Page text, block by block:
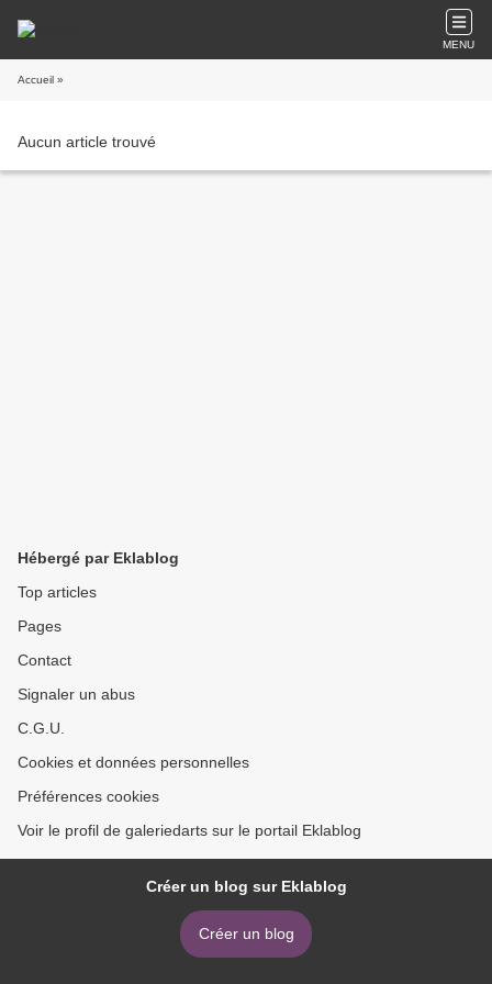
MENU
Accueil »
Aucun article trouvé
Hébergé par Eklablog
Top articles
Pages
Contact
Signaler un abus
C.G.U.
Cookies et données personnelles
Préférences cookies
Voir le profil de galeriedarts sur le portail Eklablog
Créer un blog sur Eklablog
Créer un blog